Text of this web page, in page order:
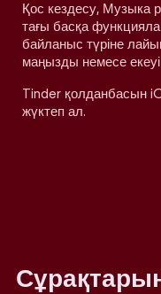
Қос кездесу, Музыка
тағы басқа
байланыс түріне
маңызды немесе
Tinder қолданбасын
жүктеп ал.